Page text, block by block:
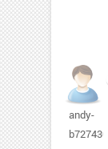
andy-
b7274309